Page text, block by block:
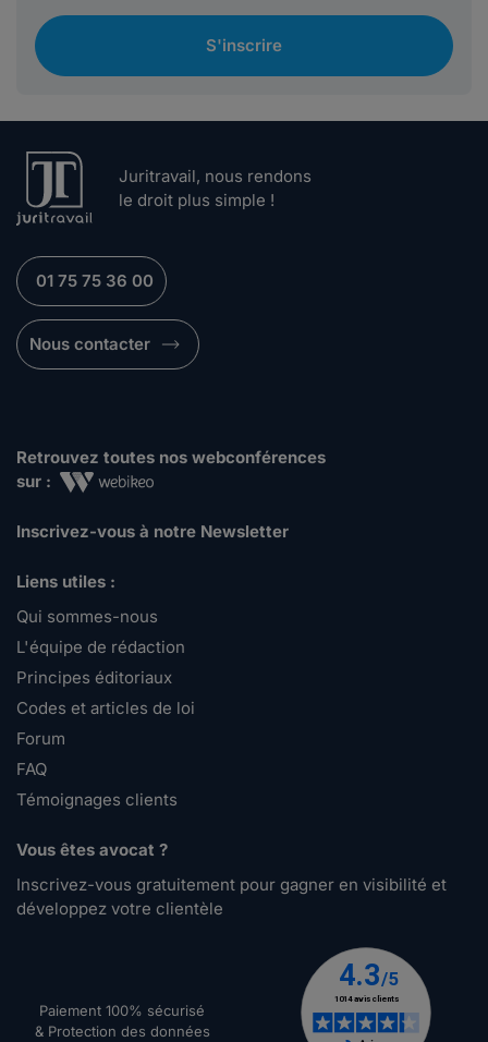
S'inscrire
Juritravail, nous rendons
le droit plus simple !
01 75 75 36 00
Nous contacter
Retrouvez toutes nos webconférences
sur :
Inscrivez-vous à notre Newsletter
Liens utiles :
Qui sommes-nous
L'équipe de rédaction
Principes éditoriaux
Codes et articles de loi
Forum
FAQ
Témoignages clients
Vous êtes avocat ?
Inscrivez-vous gratuitement pour gagner en visibilité et
développez votre clientèle
Paiement 100% sécurisé
& Protection des données